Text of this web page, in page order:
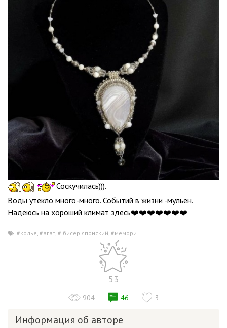
Соскучилась))).
Воды утекло много-много. Событий в жизни -мульен.
Надеюсь на хороший климат здесь❤️❤️❤️❤️❤️❤️❤️
#колье #агат # бисер японский #мемори
53
904 46 3
Информация об авторе